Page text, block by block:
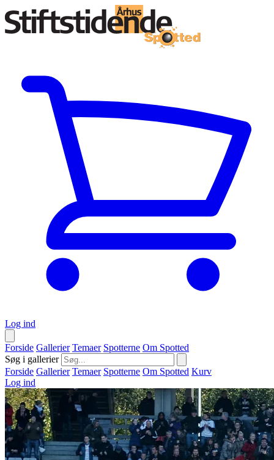
Log ind
Forside Gallerier Temaer Spotterne Om Spotted
Søg i gallerier
Forside Gallerier Temaer Spotterne Om Spotted Kurv
Log ind